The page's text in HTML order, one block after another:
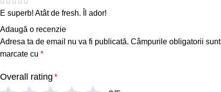
E superb! Atât de fresh. Îl ador!
Adaugă o recenzie
Adresa ta de email nu va fi publicată. Câmpurile obligatorii sunt
marcate cu *
Overall rating *